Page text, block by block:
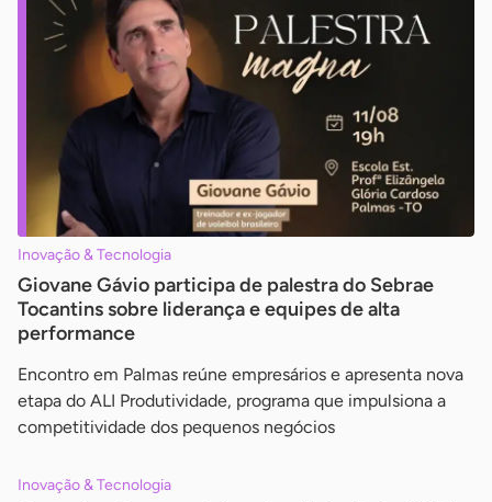
Inovação & Tecnologia
Giovane Gávio participa de palestra do Sebrae
Tocantins sobre liderança e equipes de alta
performance
Encontro em Palmas reúne empresários e apresenta nova
etapa do ALI Produtividade, programa que impulsiona a
competitividade dos pequenos negócios
Inovação & Tecnologia